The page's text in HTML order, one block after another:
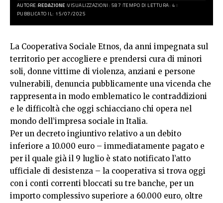
AUTORE:REDAZIONE VISUALIZZAZIONI: 587 TEMPO DI LETTURA: 4
PUBBLICATO IL: 15/07/2025
La Cooperativa Sociale Etnos, da anni impegnata sul
territorio per accogliere e prendersi cura di minori
soli, donne vittime di violenza, anziani e persone
vulnerabili, denuncia pubblicamente una vicenda che
rappresenta in modo emblematico le contraddizioni
e le difficoltà che oggi schiacciano chi opera nel
mondo dell’impresa sociale in Italia.
Per un decreto ingiuntivo relativo a un debito
inferiore a 10.000 euro – immediatamente pagato e
per il quale già il 9 luglio è stato notificato l’atto
ufficiale di desistenza – la cooperativa si trova oggi
con i conti correnti bloccati su tre banche, per un
importo complessivo superiore a 60.000 euro, oltre